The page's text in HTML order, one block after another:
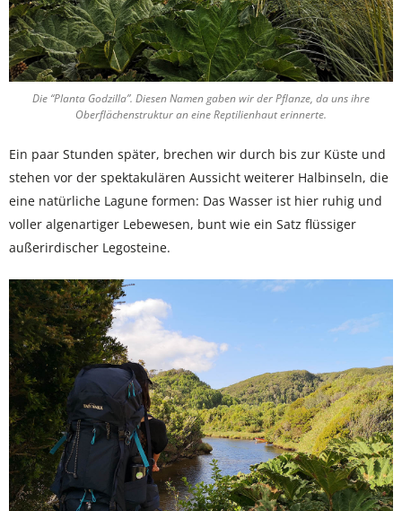
Die “Planta Godzilla”. Diesen Namen gaben wir der Pflanze, da uns ihre
Oberflächenstruktur an eine Reptilienhaut erinnerte.
Ein paar Stunden später, brechen wir durch bis zur Küste und
stehen vor der spektakulären Aussicht weiterer Halbinseln, die
eine natürliche Lagune formen: Das Wasser ist hier ruhig und
voller algenartiger Lebewesen, bunt wie ein Satz flüssiger
außerirdischer Legosteine.